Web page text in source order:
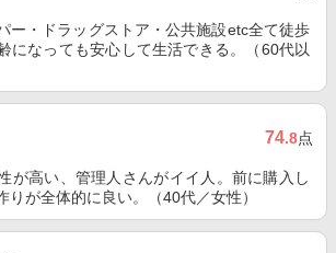
ー・ドラッグストア・公共施設etc全て徒歩
になっても安心して生活できる。（60代以
74.8点
が高い、管理人さんがイイ人。前に購入し
りが全体的に良い。（40代／女性）